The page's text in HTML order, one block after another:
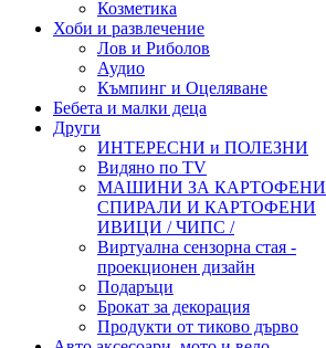
Козметика
Хоби и развлечение
Лов и Риболов
Аудио
Къмпинг и Оцеляване
Бебета и малки деца
Други
ИНТЕРЕСНИ и ПОЛЕЗНИ
Видяно по TV
МАШИНИ ЗА КАРТОФЕНИ
СПИРАЛИ И КАРТОФЕНИ
ИВИЦИ / ЧИПС /
Виртуална сензорна стая -
проекционен дизайн
Подаръци
Брокат за декорация
Продукти от тиково дърво